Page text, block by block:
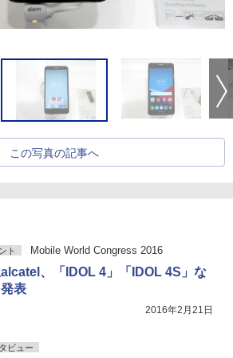
この写真の記事へ
ト Mobile World Congress 2016
、「IDOL 4」「IDOL 4S」な
表
2016年2月21日
ビュー